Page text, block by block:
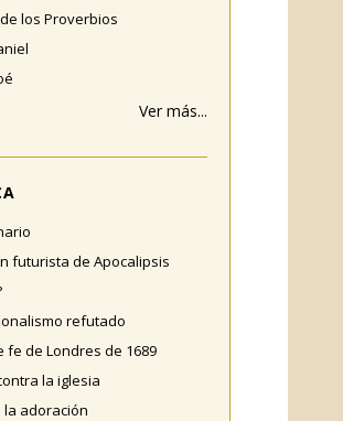
los Proverbios
Ver más...
futurista de Apocalipsis
refutado
fe de Londres de 1689
la iglesia
la adoración